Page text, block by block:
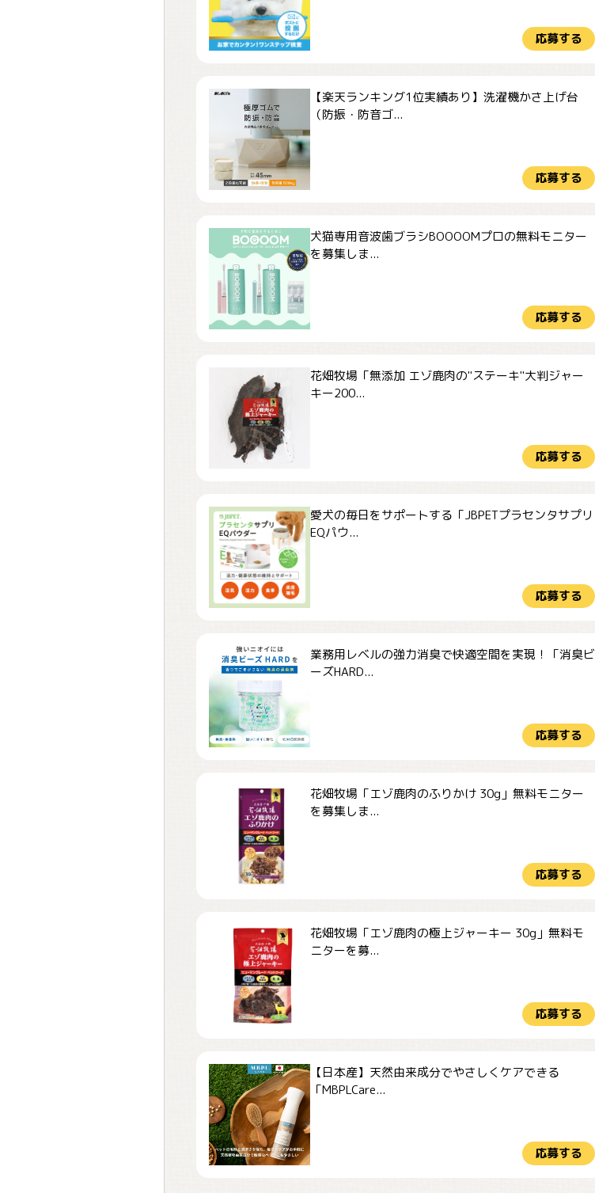
応募する
【楽天ランキング1位実績あり】洗濯機かさ上げ台
（防振・防音ゴ...
応募する
犬猫専用音波歯ブラシBOOOOMプロの無料モニター
を募集しま...
応募する
花畑牧場「無添加 エゾ鹿肉の"ステーキ"大判ジャー
キー200...
応募する
愛犬の毎日をサポートする「JBPETプラセンタサプリ
EQパウ...
応募する
業務用レベルの強力消臭で快適空間を実現！「消臭ビ
ーズHARD...
応募する
花畑牧場「エゾ鹿肉のふりかけ 30g」無料モニター
を募集しま...
応募する
花畑牧場「エゾ鹿肉の極上ジャーキー 30g」無料モ
ニターを募...
応募する
【日本産】天然由来成分でやさしくケアできる
「MBPLCare...
応募する